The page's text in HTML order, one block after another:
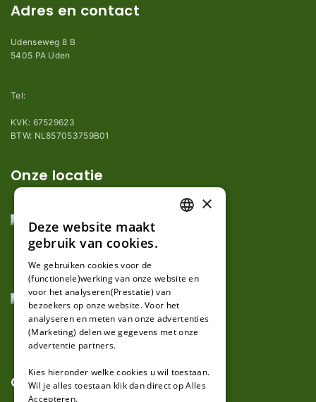
Adres en contact
Udenseweg 8 B
5405 PA Uden
Tel:
KVK: 67529623
BTW: NL857053759B01
Onze locatie
Over ons
GERMAN
×
Deze website maakt
gebruik van cookies.
We gebruiken cookies voor de
(functionele)werking van onze website en
voor het analyseren(Prestatie) van
bezoekers op onze website. Voor het
analyseren en meten van onze advertenties
(Marketing) delen we gegevens met onze
advertentie partners.
Kies hieronder welke cookies u wil toestaan.
Wil je alles toestaan klik dan direct op Alles
Accepteren.